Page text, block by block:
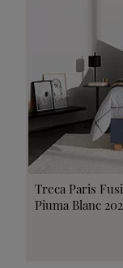
Treca Paris
Piuma Blanc